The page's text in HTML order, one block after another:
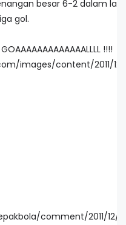
besar 6-2 dalam
gol.
GOAAAAAAAAAAAAALLLL !!!!
comment/2011/12/